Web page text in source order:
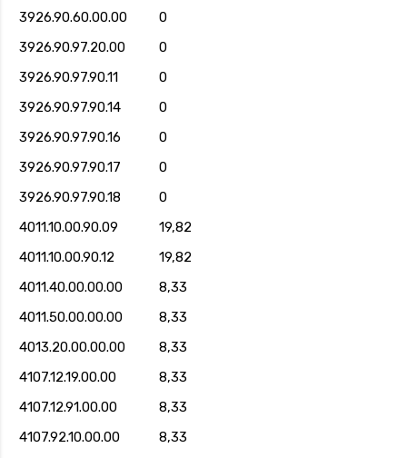
3926.90.60.00.00
0
3926.90.97.20.00
0
3926.90.97.90.11
0
3926.90.97.90.14
0
3926.90.97.90.16
0
3926.90.97.90.17
0
3926.90.97.90.18
0
4011.10.00.90.09
19,82
4011.10.00.90.12
19,82
4011.40.00.00.00
8,33
4011.50.00.00.00
8,33
4013.20.00.00.00
8,33
4107.12.19.00.00
8,33
4107.12.91.00.00
8,33
4107.92.10.00.00
8,33